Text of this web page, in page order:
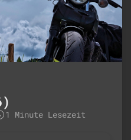
1 Minute Lesezeit